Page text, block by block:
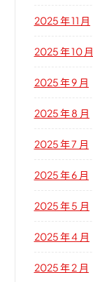
2025 年 11 月
2025 年 10 月
2025 年 9 月
2025 年 8 月
2025 年 7 月
2025 年 6 月
2025 年 5 月
2025 年 4 月
2025 年 2 月